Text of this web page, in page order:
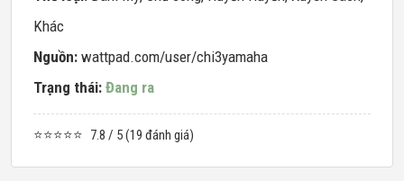
Khác
Nguồn: wattpad.com/user/chi3yamaha
Trạng thái: Đang ra
⭐⭐⭐⭐⭐ 7.8 / 5 (19 đánh giá)